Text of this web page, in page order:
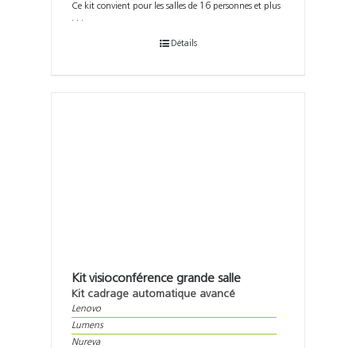
Ce kit convient pour les salles de 16 personnes et plus
. . .
Détails
Kit visioconférence grande salle
Kit cadrage automatique avancé
Lenovo
Lumens
Nureva